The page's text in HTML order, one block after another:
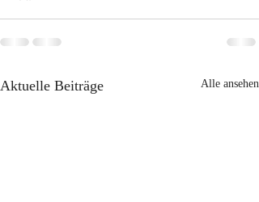
Aktuelle Beiträge Alle ansehen